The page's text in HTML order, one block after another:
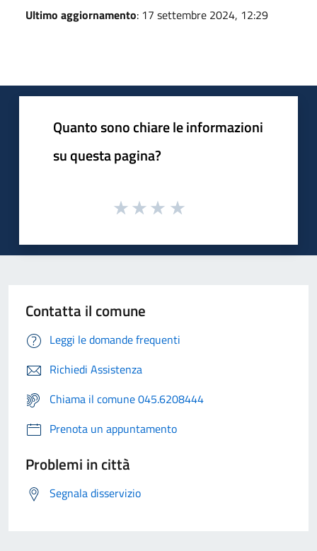
Ultimo aggiornamento: 17 settembre 2024, 12:29
Quanto sono chiare le informazioni
su questa pagina?
Contatta il comune
Leggi le domande frequenti
Richiedi Assistenza
Chiama il comune 045.6208444
Prenota un appuntamento
Problemi in città
Segnala disservizio